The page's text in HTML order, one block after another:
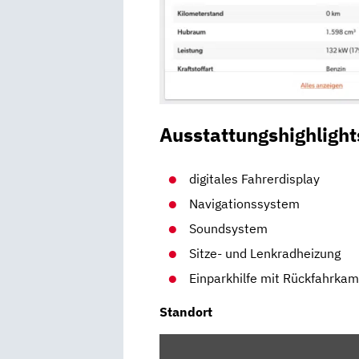
digitales Fahrerdisplay
Navigationssystem
Soundsystem
Sitze- und Lenkradheizung
Einparkhilfe mit
Standort